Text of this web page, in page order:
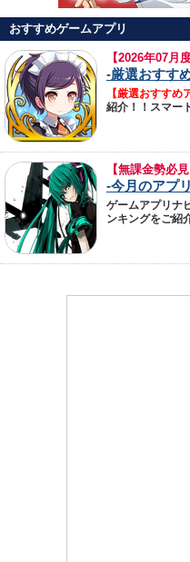
おすすめゲームアプリ
【2026年07月
-厳選おすす
【厳選おすすめ
紹介！！スマー
【無課金勢必
-今月のアプ
ゲームアプリナ
ンキングをご紹